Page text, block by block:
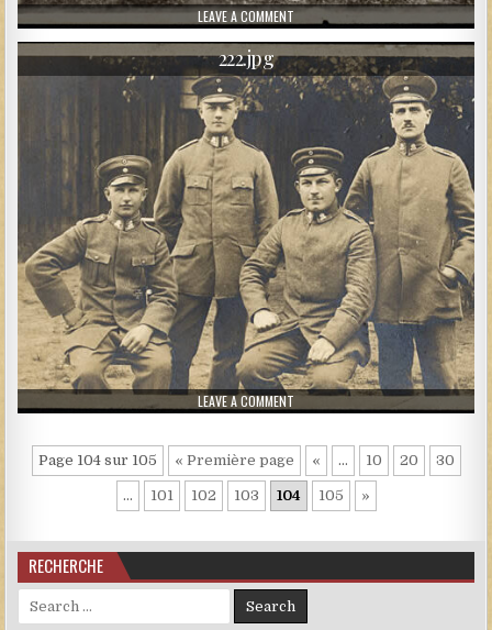
LEAVE A COMMENTON 224.JPG
LEAVE A COMMENT ON 222.JPG
222.jpg
Page 104 sur 105 « Première page « … 10 20 30
… 101 102 103 104 105 »
RECHERCHE
Search for: